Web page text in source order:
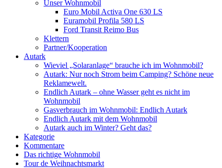
Unser Wohnmobil
Euro Mobil Activa One 630 LS
Euramobil Profila 580 LS
Ford Transit Reimo Bus
Klettern
Partner/Kooperation
Autark
Wieviel „Solaranlage“ brauche ich im Wohnmobil?
Autark: Nur noch Strom beim Camping? Schöne neue
Reklamewelt.
Endlich Autark – ohne Wasser geht es nicht im
Wohnmobil
Gasverbrauch im Wohnmobil: Endlich Autark
Endlich Autark mit dem Wohnmobil
Autark auch im Winter? Geht das?
Kategorie
Kommentare
Das richtige Wohnmobil
Tour de Weihnachtsmarkt